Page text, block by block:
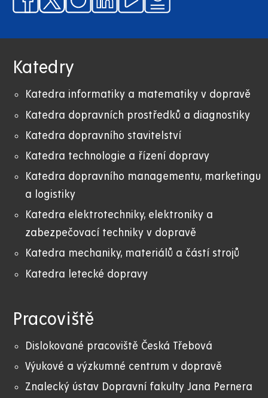
Katedry
Katedra informatiky a matematiky v dopravě
Katedra dopravních prostředků a diagnostiky
Katedra dopravního stavitelství
Katedra technologie a řízení dopravy
Katedra dopravního managementu, marketingu
a logistiky
Katedra elektrotechniky, elektroniky a
zabezpečovací techniky v dopravě
Katedra mechaniky, materiálů a částí strojů
Katedra letecké dopravy
Pracoviště
Dislokované pracoviště Česká Třebová
Výukové a výzkumné centrum v dopravě
Znalecký ústav Dopravní fakulty Jana Pernera